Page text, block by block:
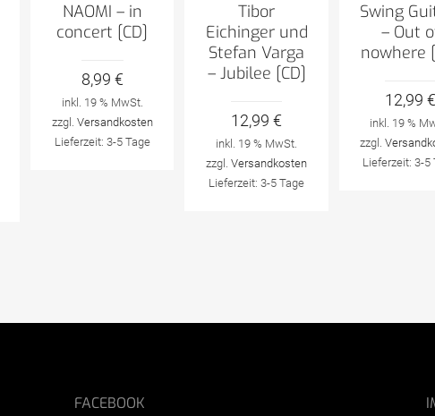
NAOMI – in
concert [CD]
8,99 €
inkl. 19 % MwSt.
zzgl. Versandkosten
Lieferzeit: 3-5 Tage
Tibor
Eichinger und
Stefan Varga
– Jubilee [CD]
12,99€
inkl. 19 % MwSt.
zzgl.Versandkosten
Lieferzeit:3-5 Tage
Swing
– Out
nowhere
12,99€
inkl. 19 %
zzgl.
Lieferzeit:3-5
FACEBOOK